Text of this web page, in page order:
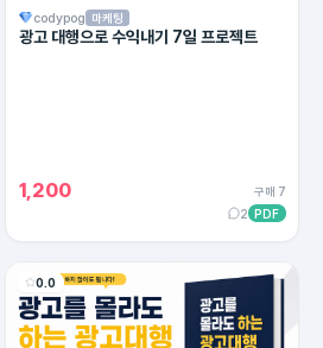
codypog 마케팅
광고 대행으로 수익내기 7일 프로젝트
1,200
구매 7
2 PDF
0.0